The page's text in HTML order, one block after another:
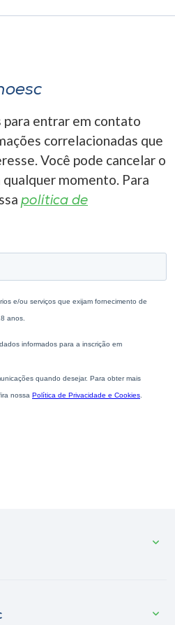
para entrar em contato
correlacionadas que
Você pode cancelar o
momento. Para
política de